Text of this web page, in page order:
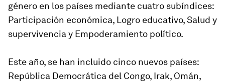
género en los países mediante cuatro subíndices:
Participación económica, Logro educativo, Salud y
supervivencia y Empoderamiento político.
Este año, se han incluido cinco nuevos países:
República Democrática del Congo, Irak, Omán,